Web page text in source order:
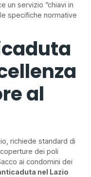
un servizio “chiavi in
specifiche normative
al
richiede standard di
dei poli
ai condomini dei
nel Lazio